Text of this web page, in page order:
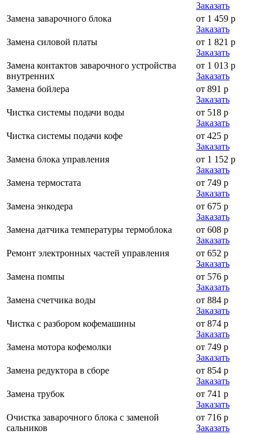
Заказать
Замена заварочного блока
от 1 459 р
Заказать
Замена силовой платы
от 1 821 р
Заказать
Замена контактов заварочного устройства
внутренних
от 1 013 р
Заказать
Замена бойлера
от 891 р
Заказать
Чистка системы подачи воды
от 518 р
Заказать
Чистка системы подачи кофе
от 425 р
Заказать
Замена блока управления
от 1 152 р
Заказать
Замена термостата
от 749 р
Заказать
Замена энкодера
от 675 р
Заказать
Замена датчика температуры термоблока
от 608 р
Заказать
Ремонт электронных частей управления
от 652 р
Заказать
Замена помпы
от 576 р
Заказать
Замена счетчика воды
от 884 р
Заказать
Чистка с разбором кофемашины
от 874 р
Заказать
Замена мотора кофемолки
от 749 р
Заказать
Замена редуктора в сборе
от 854 р
Заказать
Замена трубок
от 741 р
Заказать
Очистка заварочного блока с заменой
сальников
от 716 р
Заказать